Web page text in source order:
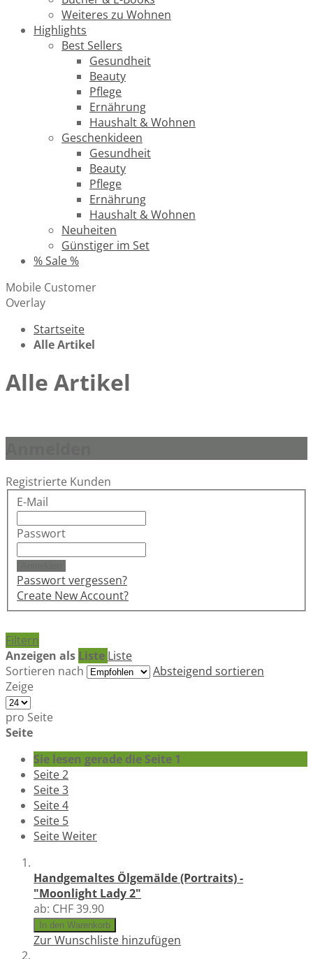
Weiteres zu Wohnen
Highlights
Best Sellers
Gesundheit
Beauty
Pflege
Ernährung
Haushalt & Wohnen
Geschenkideen
Gesundheit
Beauty
Pflege
Ernährung
Haushalt & Wohnen
Neuheiten
Günstiger im Set
% Sale %
Mobile Customer
Overlay
Startseite
Alle Artikel
Alle Artikel
Registrierte Kunden
E-Mail
Passwort
Passwort vergessen?
Create New Account?
Filtern
Anzeigen als Liste Liste
Sortieren nach
Absteigend sortieren
Zeige
pro Seite
Seite
Sie lesen gerade die Seite 1
Seite2
Seite3
Seite4
Seite 5
SeiteWeiter
Handgemaltes Ölgemälde (Portraits) -
"Moonlight Lady 2"
ab: CHF 39.90
In den Warenkorb
Zur Wunschliste hinzufügen